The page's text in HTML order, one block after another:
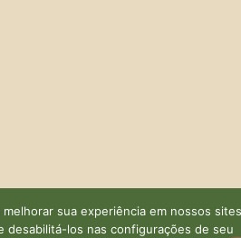
sua experiência em nossos
desabilitá-los nas configurações de seu